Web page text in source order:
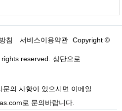
침 서비스이용약관 Copyright ©
reserved. 상단으로
문의 사항이 있으시면 이메일
로 문의바랍니다.